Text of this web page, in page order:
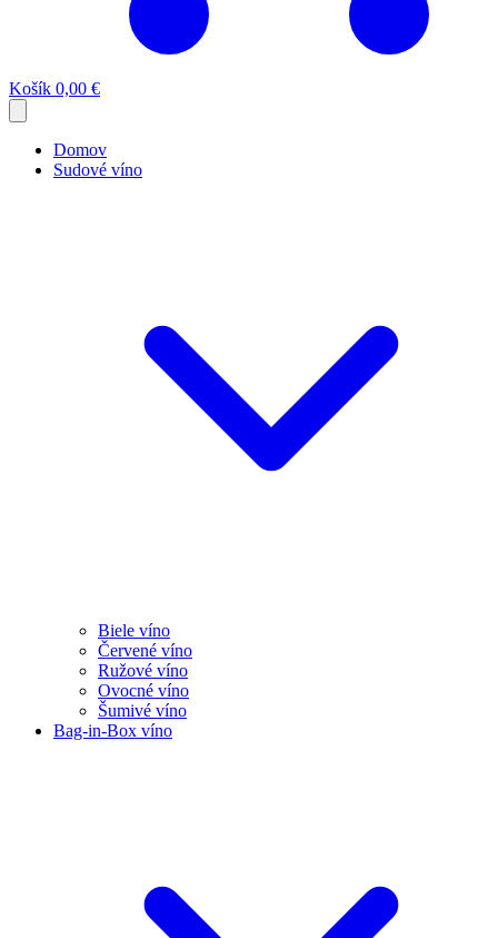
Košík 0,00 €
Domov
Sudové víno
Biele víno
Červené víno
Ružové víno
Ovocné víno
Šumivé víno
Bag-in-Box víno